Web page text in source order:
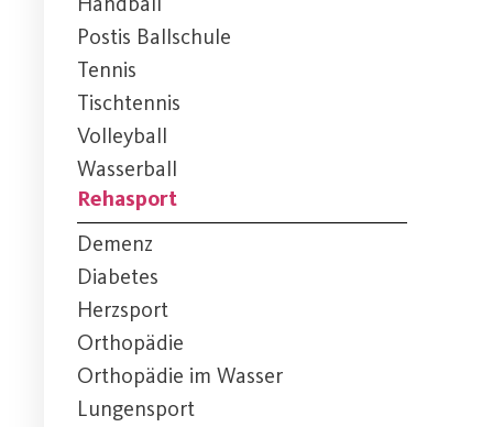
Postis Ballschule
Tennis
Tischtennis
Volleyball
Wasserball
Rehasport
Demenz
Diabetes
Herzsport
Orthopädie
Orthopädie im Wasser
Lungensport